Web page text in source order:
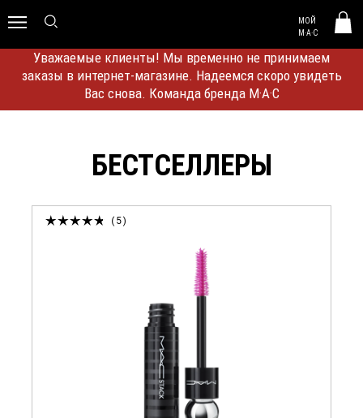
МОЙ
M·A·C
Уважаемые клиенты! Мы временно не принимаем
заказы в интернет-магазине. Надеемся скоро увидеть
Вас снова. Команда бренда M·A·C
БЕСТСЕЛЛЕРЫ
5